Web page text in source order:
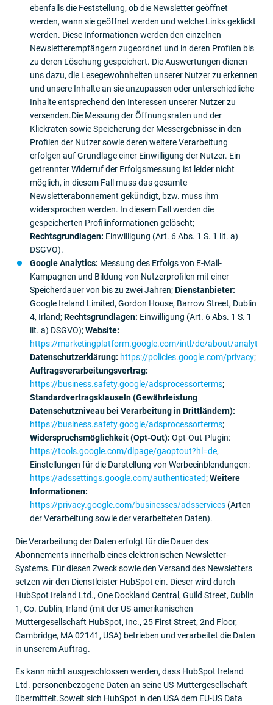
ebenfalls die Feststellung, ob die Newsletter geöffnet
werden, wann sie geöffnet werden und welche Links geklickt
werden. Diese Informationen werden den einzelnen
Newsletterempfängern zugeordnet und in deren Profilen bis
zu deren Löschung gespeichert. Die Auswertungen dienen
uns dazu, die Lesegewohnheiten unserer Nutzer zu erkennen
und unsere Inhalte an sie anzupassen oder unterschiedliche
Inhalte entsprechend den Interessen unserer Nutzer zu
versenden.Die Messung der Öffnungsraten und der
Klickraten sowie Speicherung der Messergebnisse in den
Profilen der Nutzer sowie deren weitere Verarbeitung
erfolgen auf Grundlage einer Einwilligung der Nutzer. Ein
getrennter Widerruf der Erfolgsmessung ist leider nicht
möglich, in diesem Fall muss das gesamte
Newsletterabonnement gekündigt, bzw. muss ihm
widersprochen werden. In diesem Fall werden die
gespeicherten Profilinformationen gelöscht;
Rechtsgrundlagen: Einwilligung (Art. 6 Abs. 1 S. 1 lit. a)
DSGVO).
Google Analytics: Messung des Erfolgs von E-Mail-
Kampagnen und Bildung von Nutzerprofilen mit einer
Speicherdauer von bis zu zwei Jahren;Dienstanbieter:
Google Ireland Limited, Gordon House, Barrow Street, Dublin
4, Irland;Rechtsgrundlagen: Einwilligung (Art. 6 Abs. 1 S. 1
lit. a) DSGVO);Website:
https://marketingplatform.google.com/intl/de/about/analytics/
Datenschutzerklärung: https://policies.google.com/privacy;
Auftragsverarbeitungsvertrag:
https://business.safety.google/adsprocessorterms;
Standardvertragsklauseln (Gewährleistung
Datenschutzniveau bei Verarbeitung in Drittländern):
https://business.safety.google/adsprocessorterms;
Widerspruchsmöglichkeit (Opt-Out): Opt-Out-Plugin:
https://tools.google.com/dlpage/gaoptout?hl=de,
Einstellungen für die Darstellung von Werbeeinblendungen:
https://adssettings.google.com/authenticated;Weitere
Informationen:
https://privacy.google.com/businesses/adsservices (Arten
der Verarbeitung sowie der verarbeiteten Daten).
Die Verarbeitung der Daten erfolgt für die Dauer des
Abonnements innerhalb eines elektronischen Newsletter-
Systems. Für diesen Zweck sowie den Versand des Newsletters
setzen wir den Dienstleister HubSpot ein. Dieser wird durch
HubSpot Ireland Ltd., One Dockland Central, Guild Street, Dublin
1, Co. Dublin, Irland (mit der US-amerikanischen
Muttergesellschaft HubSpot, Inc., 25 First Street, 2nd Floor,
Cambridge, MA 02141, USA) betrieben und verarbeitet die Daten
in unserem Auftrag.
Es kann nicht ausgeschlossen werden, dass HubSpot Ireland
Ltd. personenbezogene Daten an seine US-Muttergesellschaft
übermittelt.Soweit sich HubSpot in den USA dem EU-US Data